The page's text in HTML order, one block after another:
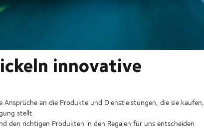
innovative
an die Produkte und Dienstleistungen, die sie kaufen,
stellt.
den richtigen Produkten in den Regalen für uns entscheiden